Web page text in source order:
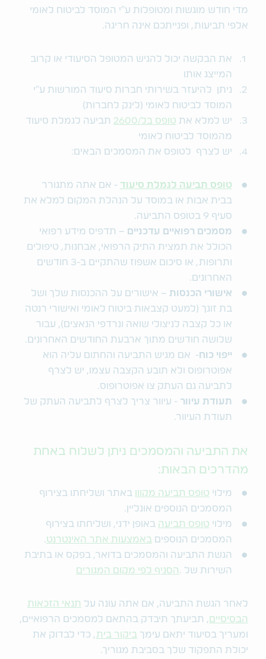
מדי חודש מוגשות ומטופלות ע"י המוסד לביטוח לאומי
אלפי תביעות, ופנייתכם אינה חריגה.
את הבקשה יכול להגיש המטופל הסיעודי או קרוב
המייצג אותו
ניתן להיעזר בשירותי חברות סיעוד המורשות ע"י
המוסד לביטוח לאומי (לינק לחברות)
יש למלא את טופס בל/2600
תביעה לגמלת סיעוד
מהמוסד לביטוח לאומי
יש לצרף לטופס את המסמכים הבאים:
טופס תביעה לגמלת סיעוד - אם אתה מתגורר
בבית אבות או במוסד על הנהלת המקום למלא את
סעיף 9 בטופס התביעה.
מסמכים רפואיים עדכניים – תדפיס מידע רפואי
הכולל את תמצית התיק הרפואי, אבחנות, טיפולים
ותרופות, או סיכום אשפוז שהתקיים ב-3 חודשים
האחרונים.
אישורי הכנסות – אישורים על ההכנסות שלך ושל
בת זוגך (למעט קצבאות ביטוח לאומי ואישורי רנטה
או כל קצבה לניצולי שואה ונרדפי הנאצים), עבור
שלושה חודשים מתוך ארבעת החודשים האחרונים.
ייפוי כוח- אם מגיש התביעה והחתום עליה הוא
אפוטרופוס ולא תובע הקצבה עצמו, יש לצרף
לתביעה גם העתק צו אפוטרופוס.
תעודת עיוור - עיוור צריך לצרף לתביעה העתק של
תעודת העיוור.
את התביעה והמסמכים ניתן לשלוח באחת
מהדרכים הבאות:
מילוי טופס תביעה מקוון באתר ושליחתו בצירוף
המסמכים הנוספים אונליין.
מילוי טופס תביעה באופן ידני, ושליחתו בצירוף
המסמכים הנוספיםבאמצעות אתר האינטרנט.
הגשת התביעה והמסמכים בדואר, בפקס או בתיבת
השירות של .הסניף לפי מקום המגורים
לאחר הגשת התביעה, אם אתה עונה על תנאי הזכאות
הבסיסיים, תביעתך תיבדק בהתאם למסמכים הרפואיים,
ומעריך בסיעוד יתאם עימך ביקור בית, כדי לבדוק את
יכולת התפקוד שלך בסביבת מגוריך.